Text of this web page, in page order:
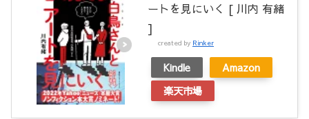
ートを見にいく [ 川内 有緒
]
created by Rinker
Kindle
Amazon
楽天市場